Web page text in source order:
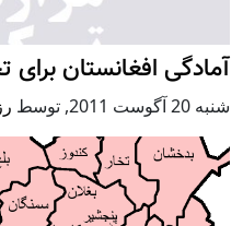
آمادگی افغانستان
شنبه 20 آگوست 2011 , توسط